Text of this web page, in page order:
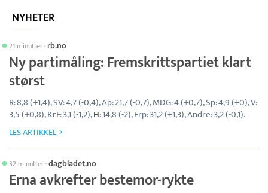
NYHETER
21 minutter· rb.no
Ny partimåling: Fremskrittspartiet klart
størst
R: 8,8 (+1,4), SV: 4,7 (-0,4), Ap: 21,7 (-0,7), MDG: 4 (+0,7), Sp: 4,9 (+0), V:
3,5 (+0,8), KrF: 3,1 (-1,2),H: 14,8 (-2), Frp: 31,2 (+1,3), Andre: 3,2 (-0,1).
LES ARTIKKEL
32 minutter·dagbladet.no
Erna avkrefter bestemor-rykte